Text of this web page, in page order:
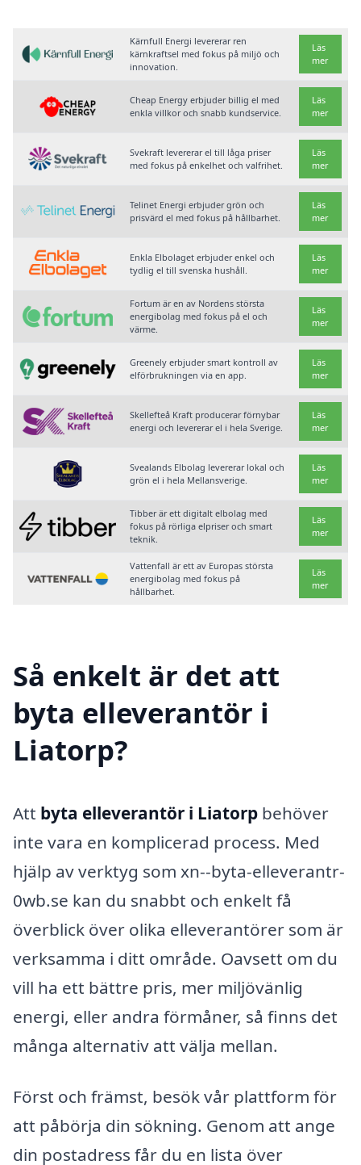
Kärnfull Energi levererar ren
kärnkraftsel med fokus på miljö och
innovation.
Läs
mer
Cheap Energy erbjuder billig el med
enkla villkor och snabb kundservice.
Läs
mer
Svekraft levererar el till låga priser
med fokus på enkelhet och valfrihet.
Läs
mer
Telinet Energi erbjuder grön och
prisvärd el med fokus på hållbarhet.
Läs
mer
Enkla Elbolaget erbjuder enkel och
tydlig el till svenska hushåll.
Läs
mer
Fortum är en av Nordens största
energibolag med fokus på el och
värme.
Läs
mer
Greenely erbjuder smart kontroll av
elförbrukningen via en app.
Läs
mer
Skellefteå Kraft producerar förnybar
energi och levererar el i hela Sverige.
Läs
mer
Svealands Elbolag levererar lokal och
grön el i hela Mellansverige.
Läs
mer
Tibber är ett digitalt elbolag med
fokus på rörliga elpriser och smart
teknik.
Läs
mer
Vattenfall är ett av Europas största
energibolag med fokus på
hållbarhet.
Läs
mer
Så enkelt är det att
byta elleverantör i
Liatorp?
Att byta elleverantör i Liatorp behöver
inte vara en komplicerad process. Med
hjälp av verktyg som xn--byta-elleverantr-
0wb.se kan du snabbt och enkelt få
överblick över olika elleverantörer som är
verksamma i ditt område. Oavsett om du
vill ha ett bättre pris, mer miljövänlig
energi, eller andra förmåner, så finns det
många alternativ att välja mellan.
Först och främst, besök vår plattform för
att påbörja din sökning. Genom att ange
din postadress får du en lista över